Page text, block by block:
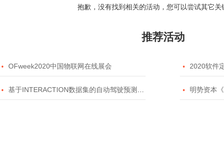
抱歉，没有找到相关的活动，您可以尝试其它关
推荐活动
 OFweek2020中国物联网在线展会  2020软件
 基于INTERACTION数据集的自动驾驶预测模型挑战赛  明势资本《当